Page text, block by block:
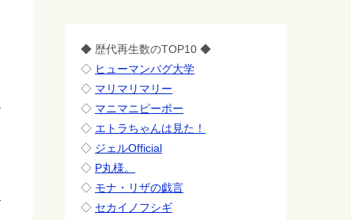
◆ 歴代再生数のTOP10 ◆
◇ ヒューマンバグ大学
◇ マリマリマリー
◇ マニマニピーポー
◇ エトラちゃんは見た！
◇ ジェルOfficial
◇ P丸様。
◇ モナ・リザの戯言
◇ セカイノフシギ